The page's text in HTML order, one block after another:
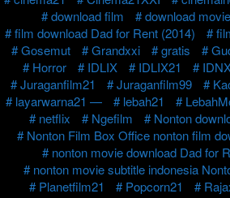
download film
download
film download Dad for Rent (2014)
Gosemut
Grandxxi gratis
Horror
IDLIX IDLIX21
Juraganfilm21
Juraganfilm99
layarwarna21 —
lebah21
netflix
Ngefilm Nonton
Nonton Film Box Office nonton film
nonton movie download Dad for
nonton movie subtitle indonesia
Planetfilm21
Popcorn21